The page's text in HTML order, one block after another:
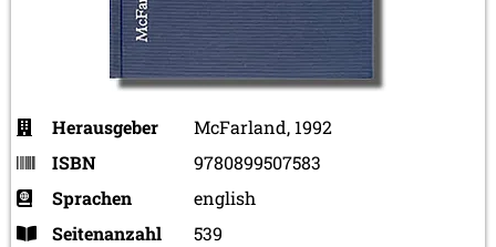
Herausgeber
McFarland, 1992
ISBN
9780899507583
Sprachen
english
Seitenanzahl
539